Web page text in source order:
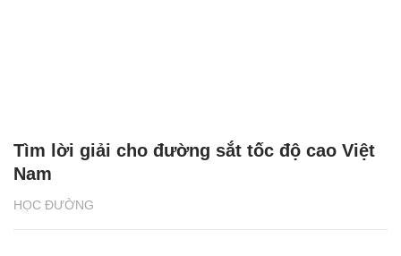
HỌC ĐƯỜNG
Tìm lời giải cho đường sắt tốc độ cao Việt
Nam